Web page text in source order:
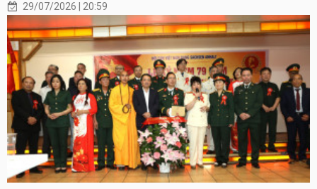
29/07/2026 | 20:59